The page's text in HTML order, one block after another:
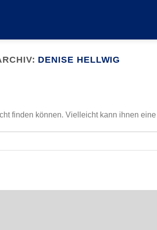
DENISE HELLWIG
finden können. Vielleicht kann ihnen